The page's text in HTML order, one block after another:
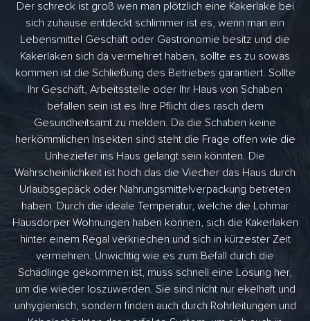
Der schreck ist groß wen man plötzlich eine Kakerlake bei
sich zuhause entdeckt schlimmer ist es, wenn man ein
Lebensmittel Geschäft oder Gastronomie besitz und die
Kakerlaken sich da vermehret haben, sollte es zu sowas
kommen ist die Schließung des Betriebes garantiert. Sollte
Ihr Geschäft, Arbeitsstelle oder Ihr Haus von Schaben
befallen sein ist es Ihre Pflicht dies rasch dem
Gesundheitsamt zu melden. Da die Schaben keine
herkömmlichen Insekten sind steht die Frage offen wie die
Unheziefer ins Haus gelangt sein könnten. Die
Wahrscheinlichkeit ist hoch das die Viecher das Haus durch
Urlaubsgepäck oder Nahrungsmittelverpackung betreten
haben. Durch die ideale Temperatur, welche die Lohmar
Hausdorper Wohnungen haben können, sich die Kakerlaken
hinter einem Regal verkriechen und sich in kürzester Zeit
vermehren. Unwichtig wie es zum Befall durch die
Schädlinge gekommen ist, muss schnell eine Lösung her,
um die wieder loszuwerden. Sie sind nicht nur ekelhaft und
unhygienisch, sondern finden auch durch Rohrleitungen und